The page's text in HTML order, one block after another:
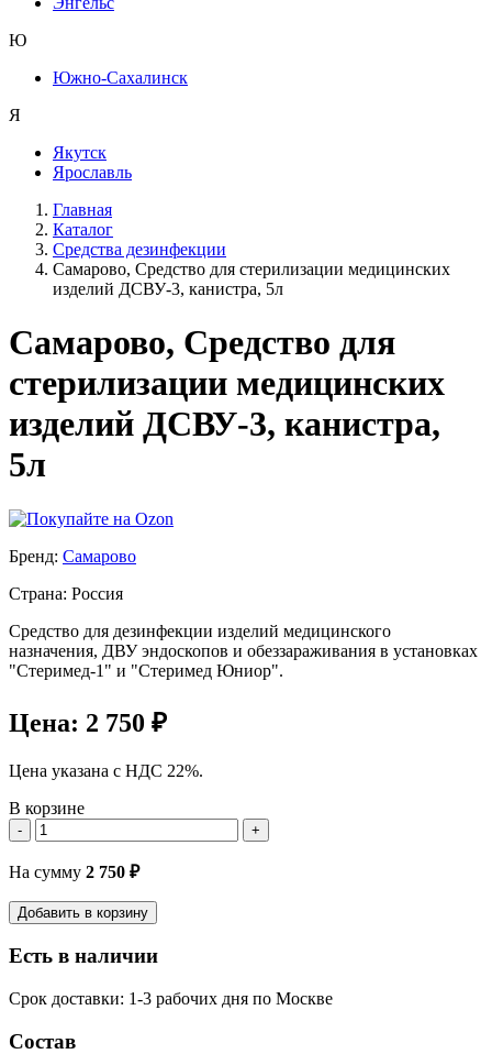
Ю
Южно-Сахалинск
Я
Якутск
Ярославль
Главная
Каталог
Средства дезинфекции
Самарово, Средство для стерилизации медицинских
изделий ДСВУ-3, канистра, 5л
Самарово, Средство для
стерилизации медицинских
изделий ДСВУ-3, канистра,
5л
Бренд: Самарово
Страна: Россия
Средство для дезинфекции изделий медицинского
назначения, ДВУ эндоскопов и обеззараживания в установках
"Стеримед-1" и "Стеримед Юниор".
Цена: 2 750 ₽
Цена указана с НДС 22%.
В корзине
- +
На сумму 2 750 ₽
Добавить в корзину
Есть в наличии
Срок доставки: 1-3 рабочих дня по Москве
Состав